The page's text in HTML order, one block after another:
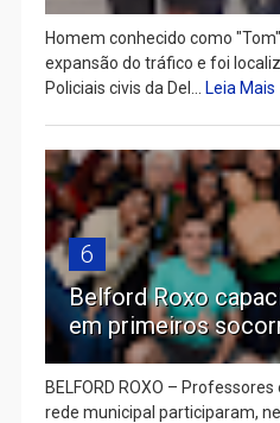
Homem conhecido como
expansão do tráfico e foi
Policiais civis da Del... Leia Mais
6
Belford Roxo
em primeiros
BELFORD ROXO –
rede municipal participaram,